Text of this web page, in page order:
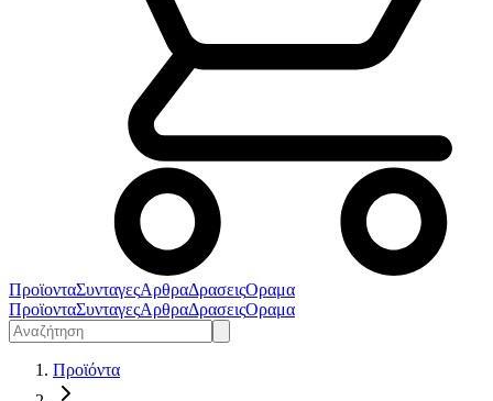
ΠροϊονταΣυνταγεςΑρθραΔρασειςΟραμα
ΠροϊονταΣυνταγεςΑρθραΔρασειςΟραμα
Προϊόντα